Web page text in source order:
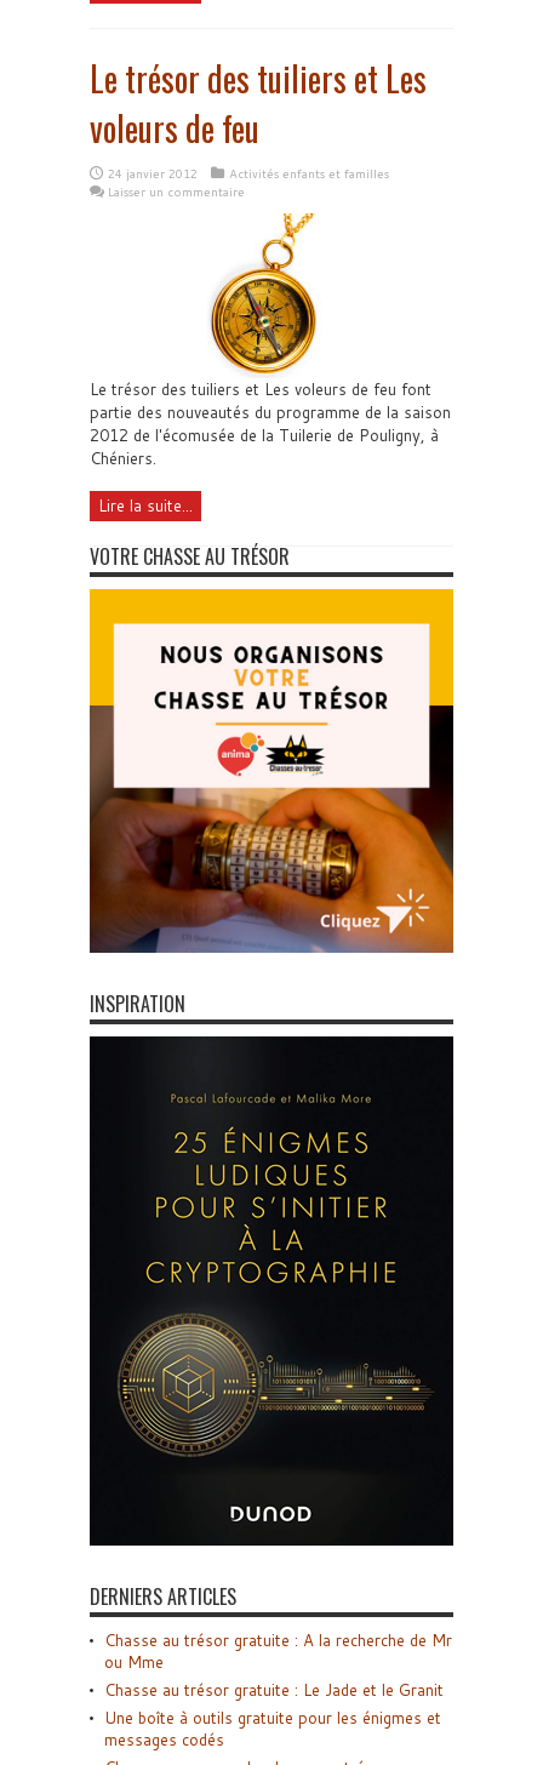
Le trésor des tuiliers et Les
voleurs de feu
24 janvier 2012
Activités enfants et familles
Laisser un commentaire
Le trésor des tuiliers et Les voleurs de feu font
partie des nouveautés du programme de la saison
2012 de l'écomusée de la Tuilerie de Pouligny, à
Chéniers.
Lire la suite...
VOTRE CHASSE AU TRÉSOR
INSPIRATION
DERNIERS ARTICLES
Chasse au trésor gratuite : A la recherche de Mr
ou Mme
Chasse au trésor gratuite : Le Jade et le Granit
Une boîte à outils gratuite pour les énigmes et
messages codés